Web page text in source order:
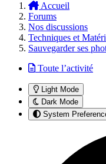
Accueil
Forums
Nos discussions
Techniques et
Sauvegarder ses
Toute l’activité
Light Mode
Dark Mode
System